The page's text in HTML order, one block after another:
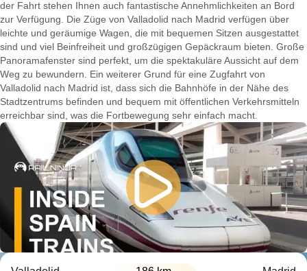
der Fahrt stehen Ihnen auch fantastische Annehmlichkeiten an Bord
zur Verfügung. Die Züge von Valladolid nach Madrid verfügen über
leichte und geräumige Wagen, die mit bequemen Sitzen ausgestattet
sind und viel Beinfreiheit und großzügigen Gepäckraum bieten. Große
Panoramafenster sind perfekt, um die spektakuläre Aussicht auf dem
Weg zu bewundern. Ein weiterer Grund für eine Zugfahrt von
Valladolid nach Madrid ist, dass sich die Bahnhöfe in der Nähe des
Stadtzentrums befinden und bequem mit öffentlichen Verkehrsmitteln
erreichbar sind, was die Fortbewegung sehr einfach macht.